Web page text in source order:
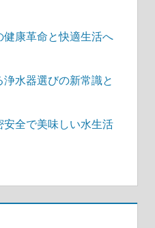
康革命と快適生活へ
水器選びの新常識と
全で美味しい水生活